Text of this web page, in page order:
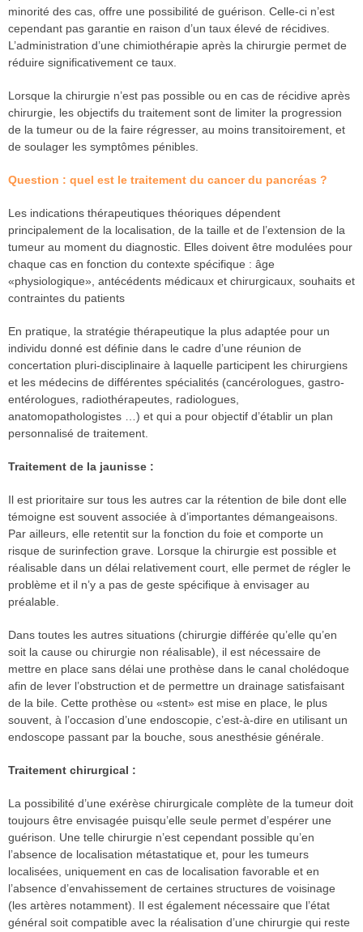
minorité des cas, offre une possibilité de guérison. Celle-ci n’est
cependant pas garantie en raison d’un taux élevé de récidives.
L’administration d’une chimiothérapie après la chirurgie permet de
réduire significativement ce taux.
Lorsque la chirurgie n’est pas possible ou en cas de récidive après
chirurgie, les objectifs du traitement sont de limiter la progression
de la tumeur ou de la faire régresser, au moins transitoirement, et
de soulager les symptômes pénibles.
Question : quel est le traitement du cancer du pancréas ?
Les indications thérapeutiques théoriques dépendent
principalement de la localisation, de la taille et de l’extension de la
tumeur au moment du diagnostic. Elles doivent être modulées pour
chaque cas en fonction du contexte spécifique : âge
«physiologique», antécédents médicaux et chirurgicaux, souhaits et
contraintes du patients
En pratique, la stratégie thérapeutique la plus adaptée pour un
individu donné est définie dans le cadre d’une réunion de
concertation pluri-disciplinaire à laquelle participent les chirurgiens
et les médecins de différentes spécialités (cancérologues, gastro-
entérologues, radiothérapeutes, radiologues,
anatomopathologistes …) et qui a pour objectif d’établir un plan
personnalisé de traitement.
Traitement de la jaunisse :
Il est prioritaire sur tous les autres car la rétention de bile dont elle
témoigne est souvent associée à d’importantes démangeaisons.
Par ailleurs, elle retentit sur la fonction du foie et comporte un
risque de surinfection grave. Lorsque la chirurgie est possible et
réalisable dans un délai relativement court, elle permet de régler le
problème et il n’y a pas de geste spécifique à envisager au
préalable.
Dans toutes les autres situations (chirurgie différée qu’elle qu’en
soit la cause ou chirurgie non réalisable), il est nécessaire de
mettre en place sans délai une prothèse dans le canal cholédoque
afin de lever l’obstruction et de permettre un drainage satisfaisant
de la bile. Cette prothèse ou «stent» est mise en place, le plus
souvent, à l’occasion d’une endoscopie, c’est-à-dire en utilisant un
endoscope passant par la bouche, sous anesthésie générale.
Traitement chirurgical :
La possibilité d’une exérèse chirurgicale complète de la tumeur doit
toujours être envisagée puisqu’elle seule permet d’espérer une
guérison. Une telle chirurgie n’est cependant possible qu’en
l’absence de localisation métastatique et, pour les tumeurs
localisées, uniquement en cas de localisation favorable et en
l’absence d’envahissement de certaines structures de voisinage
(les artères notamment). Il est également nécessaire que l’état
général soit compatible avec la réalisation d’une chirurgie qui reste